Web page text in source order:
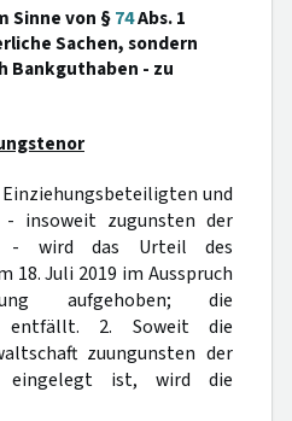
Sinne von §74Abs. 1
Sachen, sondern
Bankguthaben - zu
Einziehungsbeteiligten und
- insoweit zugunsten der
- wird das Urteil des
18. Juli 2019 im Ausspruch
aufgehoben; die
entfällt. 2. Soweit die
zuungunsten der
eingelegt ist, wird die